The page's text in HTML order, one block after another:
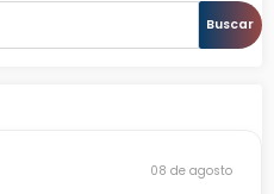
Buscar
08 de agosto